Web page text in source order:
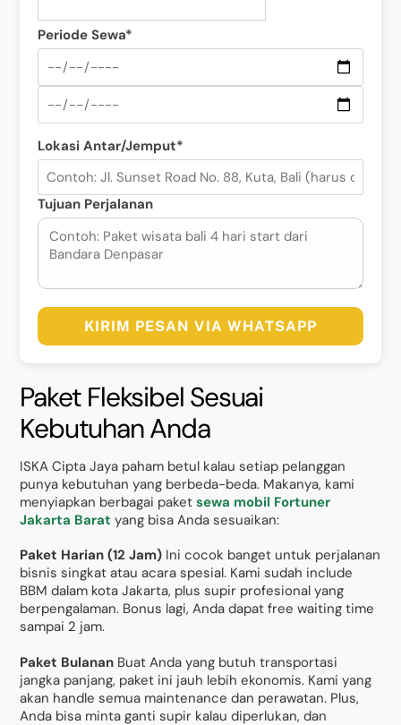
Periode Sewa*
Lokasi Antar/Jemput*
Tujuan Perjalanan
KIRIM PESAN VIA WHATSAPP
Paket Fleksibel Sesuai
Kebutuhan Anda
ISKA Cipta Jaya paham betul kalau setiap pelanggan
punya kebutuhan yang berbeda-beda. Makanya, kami
menyiapkan berbagai paketsewa mobil Fortuner
Jakarta Barat yang bisa Anda sesuaikan:
Paket Harian (12 Jam) Ini cocok banget untuk perjalanan
bisnis singkat atau acara spesial. Kami sudah include
BBM dalam kota Jakarta, plus supir profesional yang
berpengalaman. Bonus lagi, Anda dapat free waiting time
sampai 2 jam.
Paket Bulanan Buat Anda yang butuh transportasi
jangka panjang, paket ini jauh lebih ekonomis. Kami yang
akan handle semua maintenance dan perawatan. Plus,
Anda bisa minta ganti supir kalau diperlukan, dan